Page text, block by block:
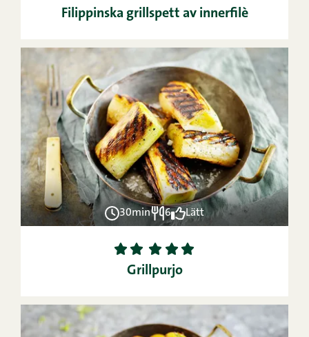
Filippinska grillspett av innerfilè
30min 6 Lätt
1 2 3 4
5
Grillpurjo